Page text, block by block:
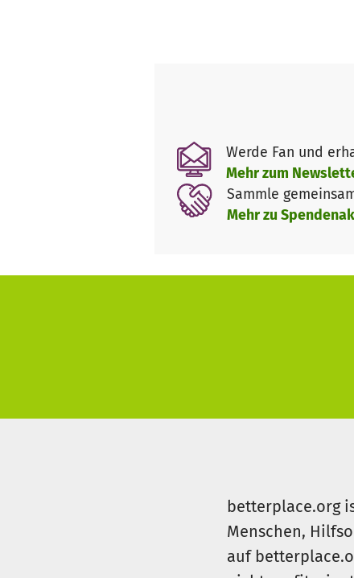
Werde Fan und
Mehr zum
Sammle
Mehr zu
betterplace.org
Menschen,
auf